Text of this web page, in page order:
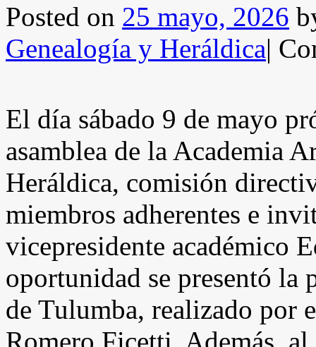
Posted on 25 mayo, 2026
Genealogía y Heráldica|
El día sábado 9 de mayo
asamblea de la Academia
Heráldica, comisión
miembros adherentes e
vicepresidente académico
oportunidad se presentó
de Tulumba, realizado por